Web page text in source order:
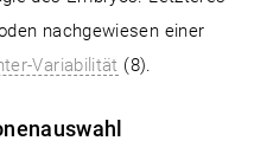
nachgewiesen einer
Variabilität (8).